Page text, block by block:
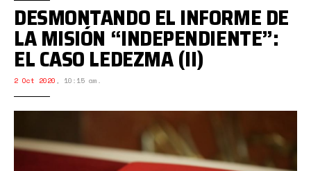
DESMONTANDO EL INFORME DE
LA MISIÓN “INDEPENDIENTE”:
EL CASO LEDEZMA (II)
2 Oct 2020 , 10:15 am.